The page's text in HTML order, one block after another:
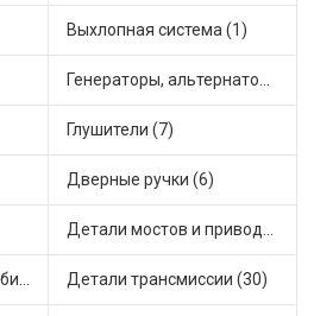
Выхлопная система (1)
Генераторы, альтернаторы и комплектующие (43)
Глушители (7)
Дверные ручки (6)
Детали мостов и привода трансмиссии (17)
Детали салона автомобиля (28) Детали трансмиссии (30)